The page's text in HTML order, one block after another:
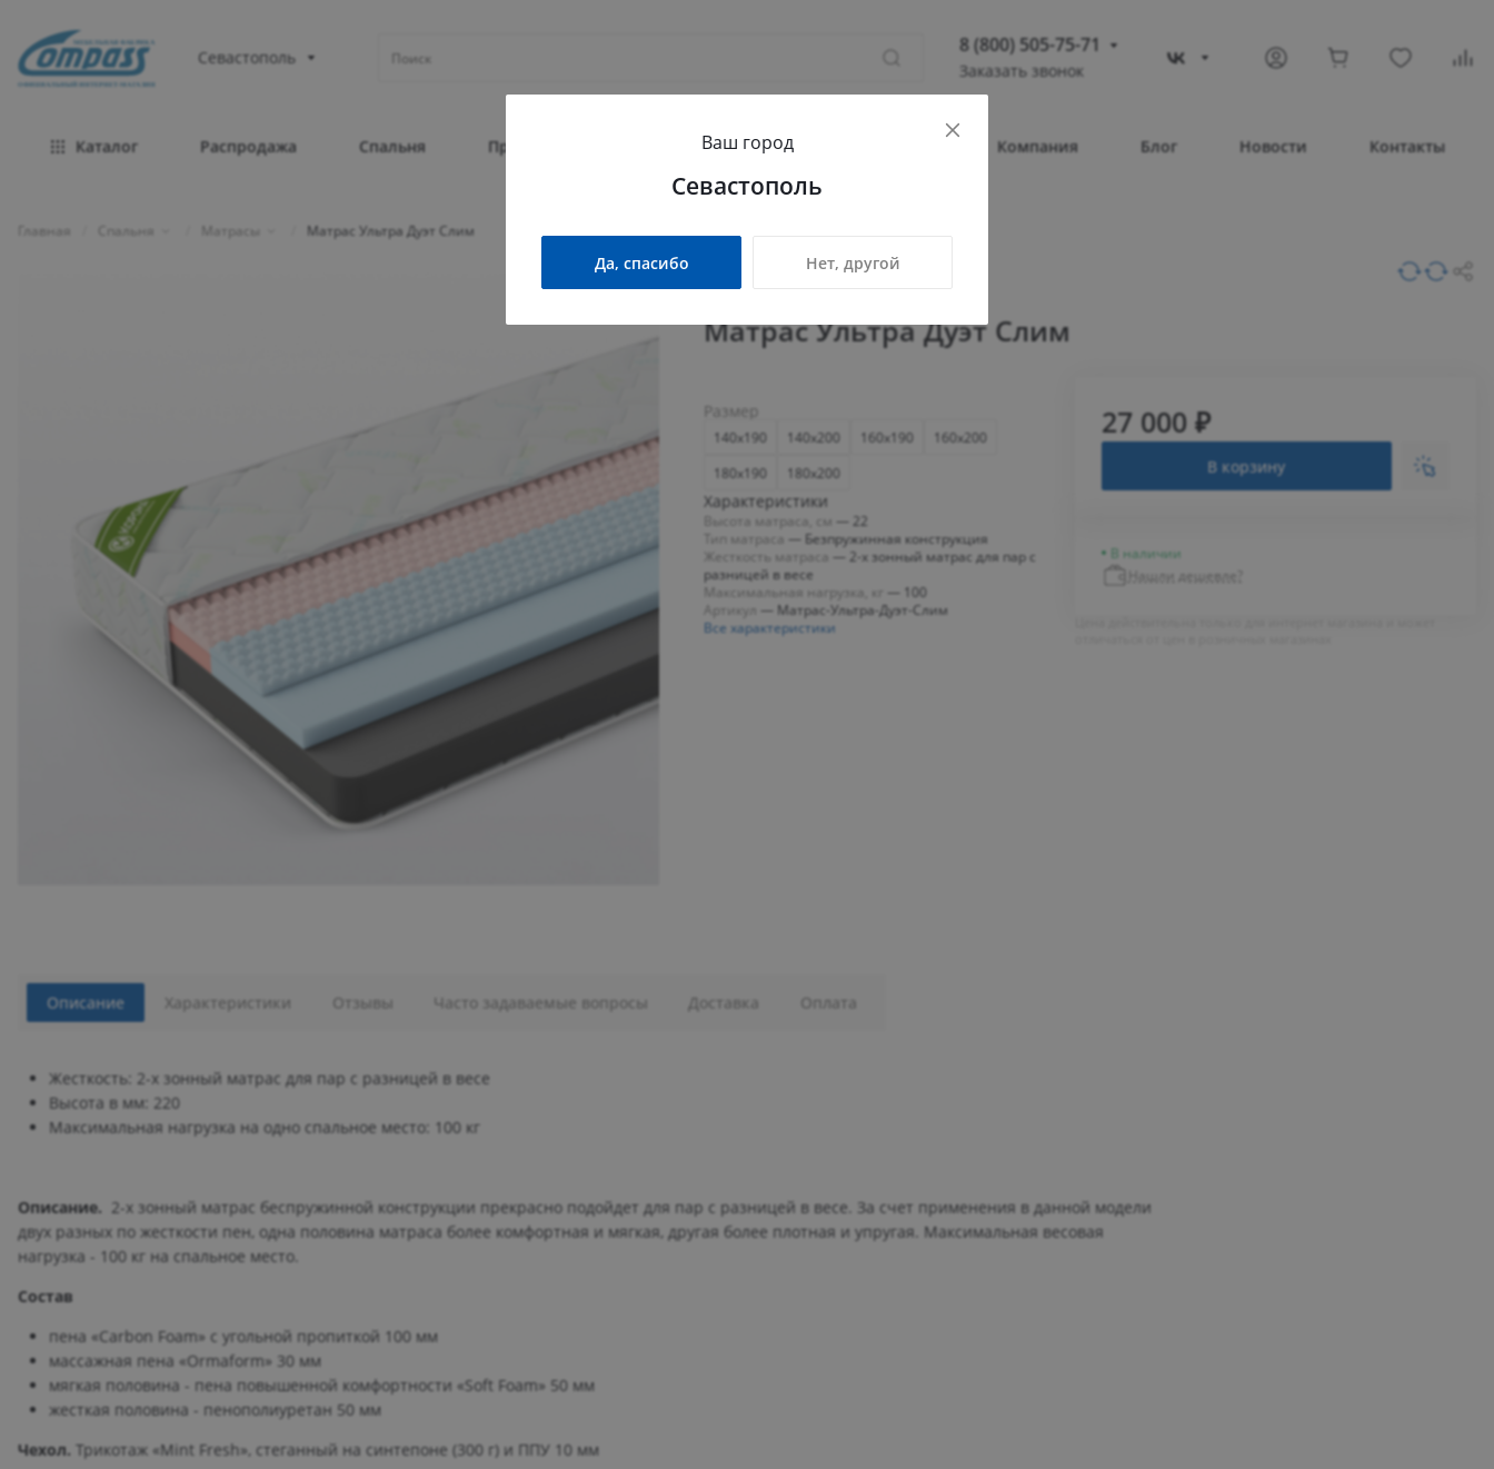
МЕБЕЛЬНАЯ ФАБРИКА
ОФИЦИАЛЬНЫЙ ИНТЕРНЕТ-МАГАЗИН
Севастополь
8 (800) 505-75-71
Севастополь
Заказать звонок
Каталог Распродажа Спальня Прихожая Гостиная Детская Компания Блог Новости Контакты
Главная Матрасы Матрас Ультра Дуэт Слим
Матрас Ультра Дуэт Слим
Размер
140x190 140x200 160x190
160x200
180x190
180x200
Характеристики
Высота матраса, см — 22
Тип матраса
— Безпружинная конструкция
Жесткость матраса
— 2-х зонный матрас для пар с
разницей в весе
Максимальная нагрузка, кг
— 100
Артикул
— Матрас-Ультра-Дуэт-Слим
Все характеристики
27 000 ₽
В корзину
В наличии
Нашли дешевле?
Описание
Жесткость: 2-х зонный матрас для пар с разницей в весе
Высота в мм: 220
Максимальная нагрузка на одно спальное место: 100 кг
Описание. 2-х зонный матрас беспружинной конструкции прекрасно подойдет для пар с разницей в весе. За счет применения в данной модели
двух разных по жесткости пен, одна половина матраса более комфортная и мягкая, другая более плотная и упругая. Максимальная весовая
нагрузка - 100 кг на спальное место.
Состав
пена «Carbon Foam» c угольной пропиткой 100 мм
массажная пена «Ormaform» 30 мм
мягкая половина - пена повышенной комфортности «Soft Foam» 50 мм
жесткая половина - пенополиуретан 50 мм
Чехол. Трикотаж «Mint Fresh», стеганный на синтепоне (300 г) и ППУ 10 мм
Характеристики Отзывы Часто задаваемые вопросы Доставка Оплата
Ваш город
Севастополь
Да, спасибо Нет, другой